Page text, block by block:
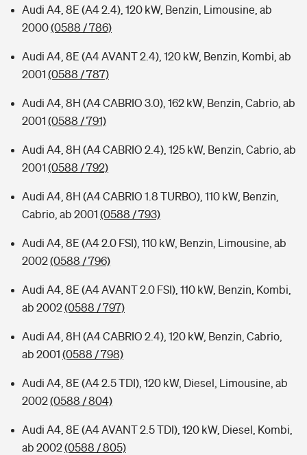
Audi A4, 8E (A4 2.4), 120 kW, Benzin, Limousine, ab
2000(0588 / 786)
Audi A4, 8E (A4 AVANT 2.4), 120 kW, Benzin, Kombi, ab
2001 (0588 / 787)
Audi A4, 8H (A4 CABRIO 3.0), 162 kW, Benzin, Cabrio, ab
2001 (0588 / 791)
Audi A4, 8H (A4 CABRIO 2.4), 125 kW, Benzin, Cabrio, ab
2001 (0588 / 792)
Audi A4, 8H (A4 CABRIO 1.8 TURBO), 110 kW, Benzin,
Cabrio, ab 2001 (0588 / 793)
Audi A4, 8E (A4 2.0 FSI), 110 kW, Benzin, Limousine, ab
2002(0588 / 796)
Audi A4, 8E (A4 AVANT 2.0 FSI), 110 kW, Benzin, Kombi,
ab 2002(0588 / 797)
Audi A4, 8H (A4 CABRIO 2.4), 120 kW, Benzin, Cabrio,
ab 2001 (0588 / 798)
Audi A4, 8E (A4 2.5 TDI), 120 kW, Diesel, Limousine, ab
2002(0588 / 804)
Audi A4, 8E (A4 AVANT 2.5 TDI), 120 kW, Diesel, Kombi,
ab 2002(0588 / 805)